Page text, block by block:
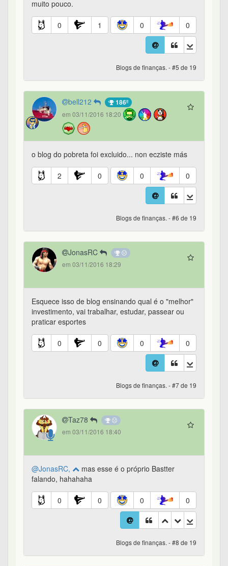
muito pouco.
0 1 0 0
Blogs de finanças. - #5 de 19
bell212 186º
em 03/11/2016 18:20
o blog do pobreta foi excluido... non ecziste más
2 0 0 0
Blogs de finanças. - #6 de 19
JonasRC
em 03/11/2016 18:29
Esquece isso de blog ensinando qual é o "melhor"
investimento, vai trabalhar, estudar, passear ou
praticar esportes
0 0 0 0
Blogs de finanças. - #7 de 19
Taz78
em 03/11/2016 18:40
@JonasRC,
mas esse é o próprio Bastter
falando, hahahaha
0 0 0 0
Blogs de finanças. - #8 de 19